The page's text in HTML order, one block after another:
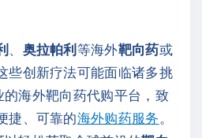
奥拉帕利等海外靶向药或
些创新疗法可能面临诸多挑
的海外靶向药代购平台，致
捷、可靠的海外购药服务